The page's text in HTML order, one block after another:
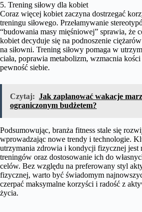
5. Trening siłowy dla kobiet
Coraz więcej kobiet zaczyna dostrzegać
treningu siłowego. Przełamywanie
“budowania masy mięśniowej” sprawia, że
kobiet decyduje się na podnoszenie
na siłowni. Trening siłowy pomaga w
ciała, poprawia metabolizm, wzmacnia
pewność siebie.
Czytaj: Jak zaplanować wakacje
ograniczonym budżetem?
Podsumowując, branża fitness stale się
wprowadzając nowe trendy i technologie.
utrzymania zdrowia i kondycji fizycznej jest
treningów oraz dostosowanie ich do
celów. Bez względu na preferowany styl
fizycznej, warto być świadomym
czerpać maksymalne korzyści i radość z
życia.